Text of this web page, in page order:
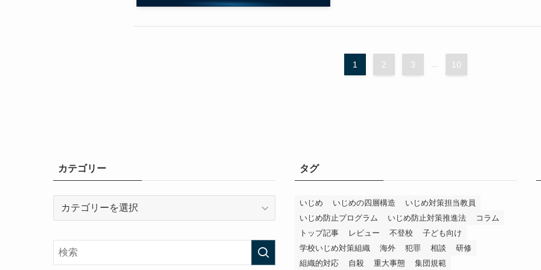
1 2 3 ... 10
カテゴリー
リ
ー
タグ
いじめ いじめの四層構造
いじめ対策担当教員
いじめ防止プログラム
いじめ防止対策推進法
コラム
トップ記事
レビュー 不登校
子ども向け
学校いじめ対策組織
海外 犯罪 相談
研修
組織的対応
自殺 重大事態 集団規範